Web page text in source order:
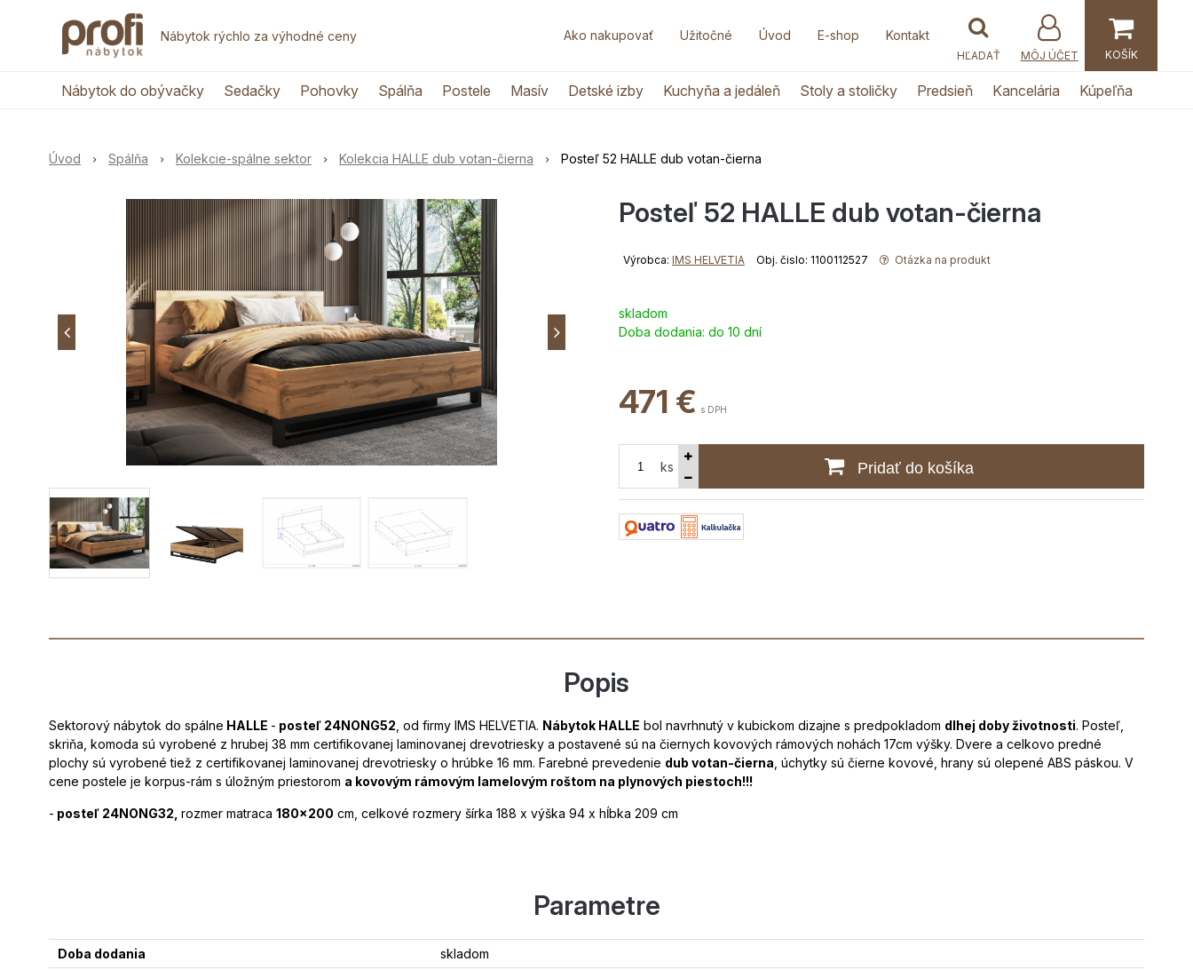
Nábytok rýchlo za výhodné ceny Ako nakupovať Užitočné Úvod E-shop Kontakt
MÔJ ÚČET
Nábytok do obývačky Sedačky Pohovky Spálňa Postele Masív Detské izby Kuchyňa a jedáleň Stoly a stoličky Predsieň Kancelária Kúpeľňa
Úvod Spálňa Kolekcie-spálne sektor Kolekcia HALLE dub votan-čierna Posteľ 52 HALLE dub votan-čierna
Posteľ 52 HALLE dub votan-čierna
Výrobca: IMS HELVETIA Obj. čislo: 1100112527 Otázka na produkt
skladom
Doba dodania: do 10 dní
471 € s DPH
ks Pridať do košíka
Popis
Sektorový nábytok do spálne HALLE - posteľ 24NONG52 , od firmy IMS HELVETIA. Nábytok HALLE bol navrhnutý v kubickom dizajne s predpokladom dlhej doby životnosti. Posteľ,
skriňa, komoda sú vyrobené z hrubej 38 mm certifikovanej laminovanej drevotriesky a postavené sú na čiernych kovových rámových nohách 17cm výšky. Dvere a celkovo predné
plochy sú vyrobené tiež z certifikovanej laminovanej drevotriesky o hrúbke 16 mm. Farebné prevedenie dub votan-čierna , úchytky sú čierne kovové, hrany sú olepené ABS páskou. V
cene postele je korpus-rám s úložným priestorom a kovovým rámovým lamelovým roštom na plynových piestoch!!!
- posteľ 24NONG32, rozmer matraca 180x200 cm, celkové rozmery šírka 188 x výška 94 x hĺbka 209 cm
Parametre
Doba dodania
skladom